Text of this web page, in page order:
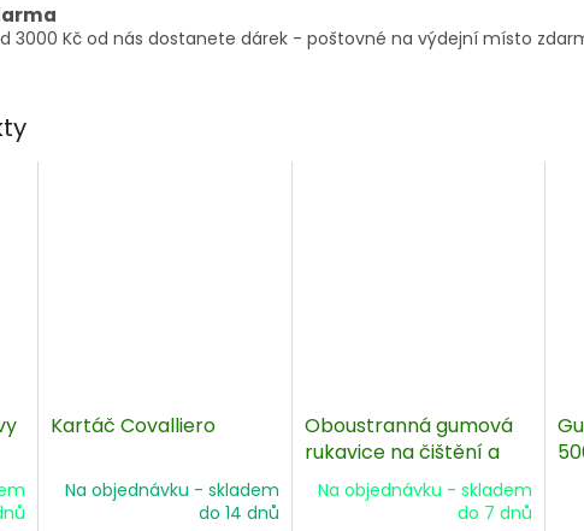
3000 Kč od nás dostanete dárek - poštovné na výdejní místo
Kartáč Covalliero
Na objednávku - skladem
do 14 dnů
Oboustranná gumová
rukavice na čištění a
masáž
Na objednávku - skladem
do 7 dnů